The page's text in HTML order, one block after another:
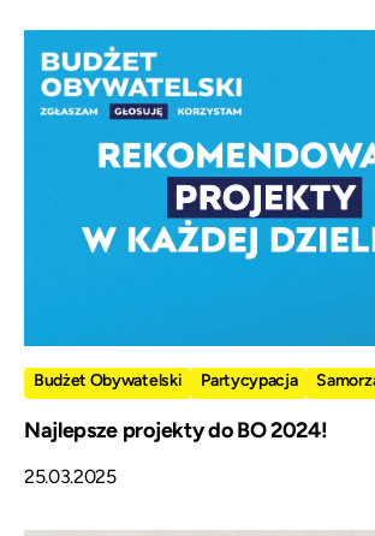
Budżet Obywatelski Partycypacja
Najlepsze projekty do BO 2024!
25.03.2025